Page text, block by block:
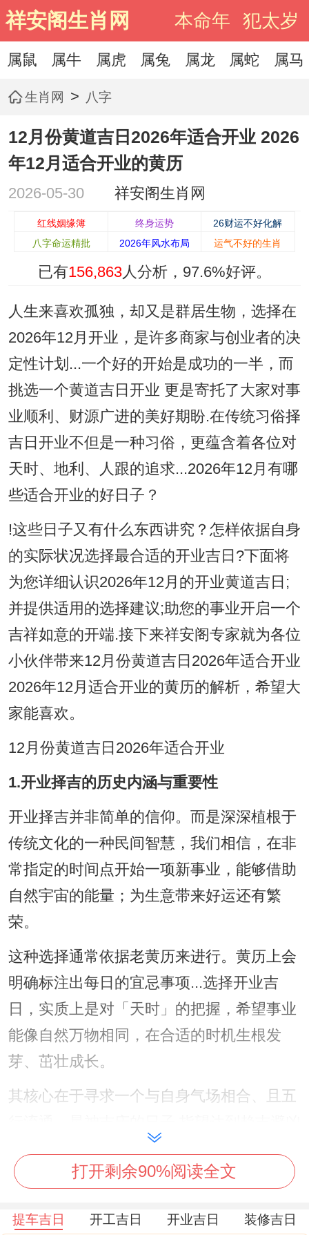
祥安阁生肖网 本命年 犯太岁
属鼠 属牛 属虎 属兔 属龙 属蛇 属马
生肖网 > 八字
12月份黄道吉日2026年适合开业 2026
年12月适合开业的黄历
2026-05-30 祥安阁生肖网
红线姻缘簿 终身运势
26财运不好化解
八字命运精批
2026年风水布局 运气不好的生肖
已有156,863人分析， 97.6%好评。
人生来喜欢孤独，却又是群居生物，选择在
2026年12月开业，是许多商家与创业者的决
定性计划...一个好的开始是成功的一半，而
挑选一个黄道吉日开业 更是寄托了大家对事
业顺利、财源广进的美好期盼.在传统习俗择
吉日开业不但是一种习俗，更蕴含着各位对
天时、地利、人跟的追求...2026年12月有哪
些适合开业的好日子？
!这些日子又有什么东西讲究？怎样依据自身
的实际状况选择最合适的开业吉日?下面将
为您详细认识2026年12月的开业黄道吉日;
并提供适用的选择建议;助您的事业开启一个
吉祥如意的开端.接下来祥安阁专家就为各位
小伙伴带来12月份黄道吉日2026年适合开业
2026年12月适合开业的黄历的解析，希望大
家能喜欢。
12月份黄道吉日2026年适合开业
1.开业择吉的历史内涵与重要性
开业择吉并非简单的信仰。而是深深植根于
传统文化的一种民间智慧，我们相信，在非
常指定的时间点开始一项新事业，能够借助
自然宇宙的能量；为生意带来好运还有繁
荣。
这种选择通常依据老黄历来进行。黄历上会
明确标注出每日的宜忌事项...选择开业吉
日，实质上是对「天时」的把握，希望事业
能像自然万物相同，在合适的时机生根发
芽、茁壮成长。
其核心在于寻求一个与自身气场相合、且五
2.2026年12月开业吉日总览
经过对老黄历的详细梳理、2026年12月共有
打开剩余90%阅读全文
提车吉日 开工吉日 开业吉日 装修吉日